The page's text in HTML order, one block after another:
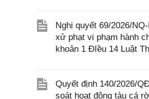
Nghị quyết 69/2026/
xử phạt vi phạm hành
khoản 1 ĐIều 14 Luật
Quyết định 140/2026/
soát hoạt động tàu cá